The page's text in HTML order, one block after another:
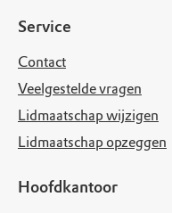
Service
Contact
Veelgestelde vragen
Lidmaatschap wijzigen
Lidmaatschap opzeggen
Hoofdkantoor